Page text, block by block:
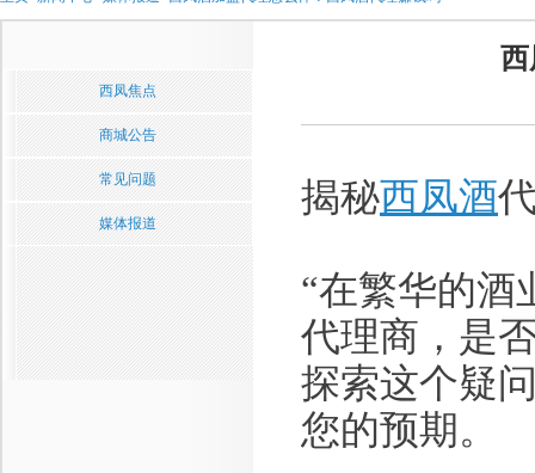
西凤焦点
商城公告
常见问题
媒体报道
西
揭秘西凤酒
“在繁华的酒
代理商，是
探索这个疑
您的预期。